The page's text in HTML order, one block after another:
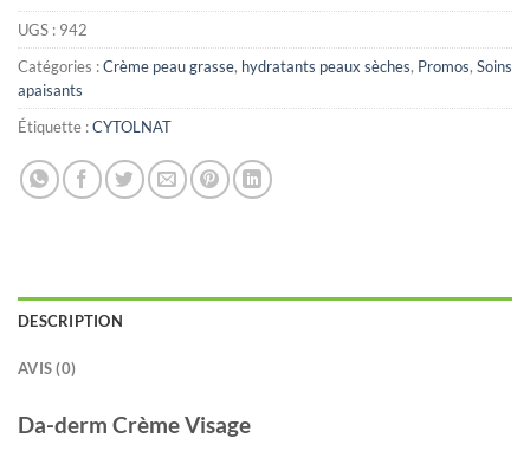
UGS : 942
Catégories :Crème peau grasse, hydratants peaux sèches, Promos, Soins
apaisants
Étiquette :CYTOLNAT
DESCRIPTION
AVIS (0)
Da-derm Crème Visage